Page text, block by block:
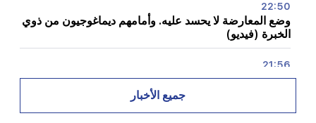
22:50
وضع المعارضة لا يحسد عليه. وأمامهم ديماغوجيون من ذوي
الخبرة (فيديو)
21:56
"أراد المجرم قطعة دونات من المستشفى." جور هاكوبيان
يصنع الكعك لابنه بيديه (فيديو)
جميع الأخبار